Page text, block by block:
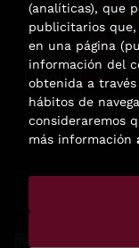
(analíticas), que
publicitarios
en una página
información del
obtenida a
hábitos de
consideraremos
más información